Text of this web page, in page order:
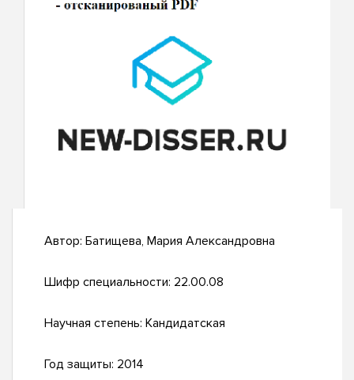
Автор: Батищева, Мария Александровна
Шифр специальности: 22.00.08
Научная степень: Кандидатская
Год защиты: 2014